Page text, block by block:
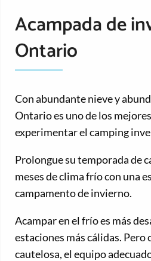
Acampada de
Ontario
Con abundante nieve y
Ontario es uno de los
experimentar el camping
Prolongue su temporada de
meses de clima frío con una
campamento de invierno.
Acampar en el frío es más
estaciones más cálidas. Pero
cautelosa, el equipo